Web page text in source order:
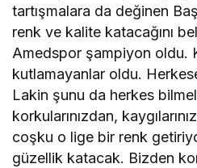
tartışmalara da değinen
renk ve kalite katacağını
Amedspor şampiyon oldu.
kutlamayanlar oldu.
Lakin şunu da herkes
korkularınızdan,
coşku o lige bir renk
güzellik katacak. Bizden